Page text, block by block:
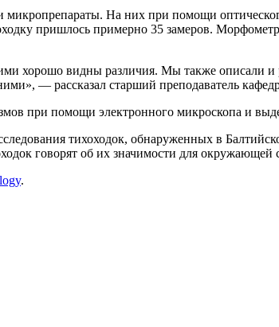
микропрепараты. На них при помощи
пришлось примерно 35 замеров.
хорошо видны различия. Мы также описали
— рассказал старший преподаватель
при помощи электронного микроскопа и
тихоходок, обнаруженных в
говорят об их значимости для окружающей
.